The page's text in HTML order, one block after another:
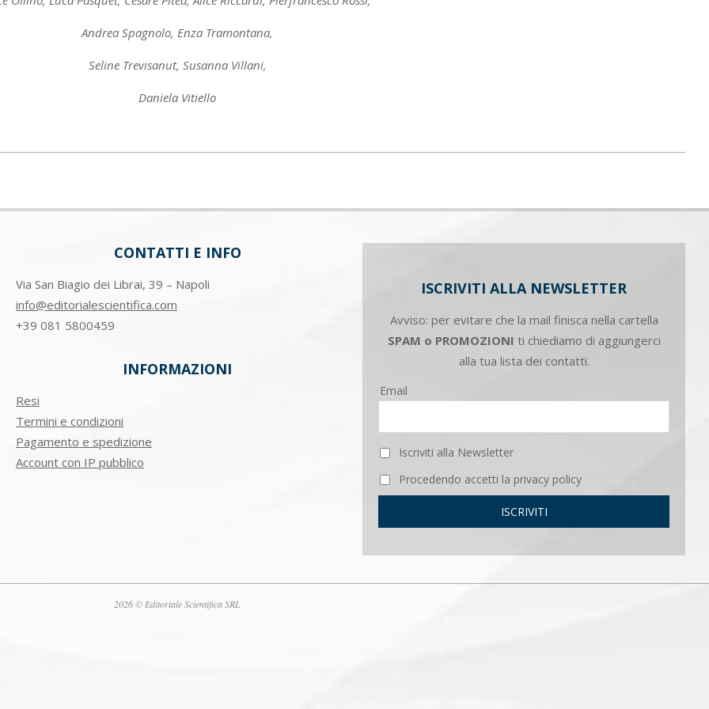
Andrea Spagnolo, Enza Tramontana,
Seline Trevisanut, Susanna Villani,
Daniela Vitiello
CONTATTI E INFO
Via San Biagio dei Librai, 39 – Napoli
info@editorialescientifica.com
+39 081 5800459
INFORMAZIONI
Resi
Termini e condizioni
Pagamento e spedizione
Account con IP pubblico
ISCRIVITI ALLA NEWSLETTER
Avviso: per evitare che la mail finisca nella cartella
SPAM o PROMOZIONI ti chiediamo di aggiungerci
alla tua lista dei contatti.
Email
Iscriviti alla Newsletter
Procedendo accetti la privacy policy
2026 © Editoriale Scientifica SRL